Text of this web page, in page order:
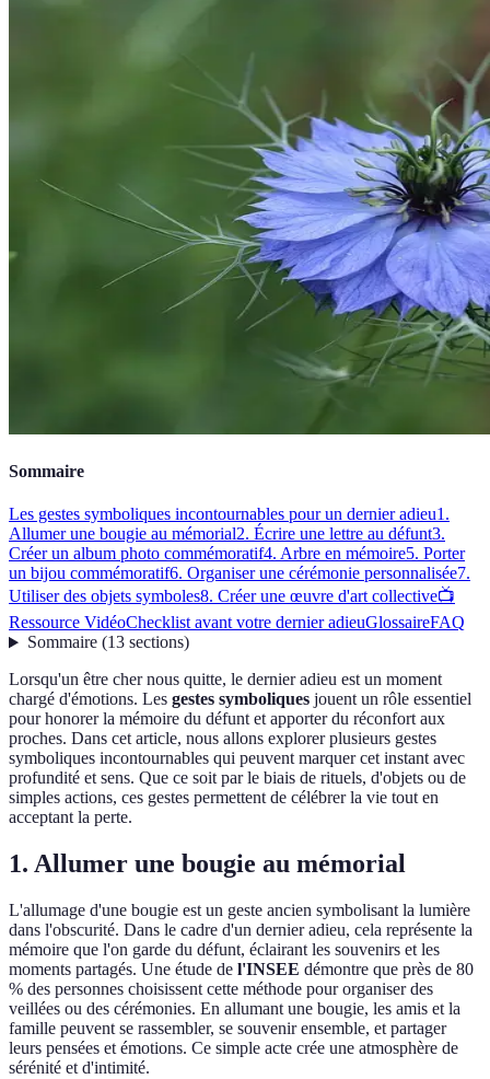
Sommaire
Les gestes symboliques incontournables pour un dernier adieu1.
Allumer une bougie au mémorial2. Écrire une lettre au défunt3.
Créer un album photo commémoratif4. Arbre en mémoire5. Porter
un bijou commémoratif6. Organiser une cérémonie personnalisée7.
Utiliser des objets symboles8. Créer une œuvre d'art collective📺
Ressource VidéoChecklist avant votre dernier adieuGlossaireFAQ
Sommaire(13 sections)
Lorsqu'un être cher nous quitte, le dernier adieu est un moment
chargé d'émotions. Les gestes symboliques jouent un rôle essentiel
pour honorer la mémoire du défunt et apporter du réconfort aux
proches. Dans cet article, nous allons explorer plusieurs gestes
symboliques incontournables qui peuvent marquer cet instant avec
profundité et sens. Que ce soit par le biais de rituels, d'objets ou de
simples actions, ces gestes permettent de célébrer la vie tout en
acceptant la perte.
1. Allumer une bougie au mémorial
L'allumage d'une bougie est un geste ancien symbolisant la lumière
dans l'obscurité. Dans le cadre d'un dernier adieu, cela représente la
mémoire que l'on garde du défunt, éclairant les souvenirs et les
moments partagés. Une étude de l'INSEE démontre que près de 80
% des personnes choisissent cette méthode pour organiser des
veillées ou des cérémonies. En allumant une bougie, les amis et la
famille peuvent se rassembler, se souvenir ensemble, et partager
leurs pensées et émotions. Ce simple acte crée une atmosphère de
sérénité et d'intimité.